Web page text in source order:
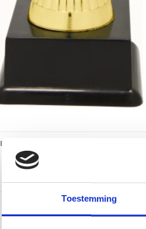
Toestemming
BEOORDELINGEN (0)